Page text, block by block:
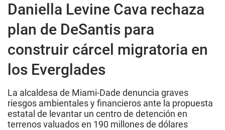
Daniella Levine Cava rechaza
plan de DeSantis para
construir cárcel migratoria en
los Everglades
La alcaldesa de Miami-Dade denuncia graves
riesgos ambientales y financieros ante la propuesta
estatal de levantar un centro de detención en
terrenos valuados en 190 millones de dólares